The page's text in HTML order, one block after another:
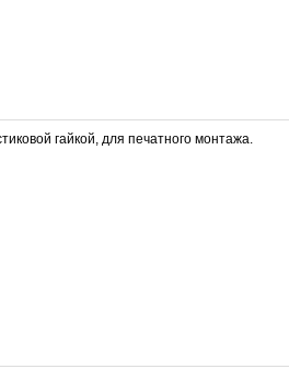
гайкой, для печатного монтажа.